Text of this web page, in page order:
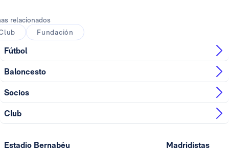
relacionados
Fundación
Fútbol
Baloncesto
Socios
Club
Estadio Bernabéu Madridistas